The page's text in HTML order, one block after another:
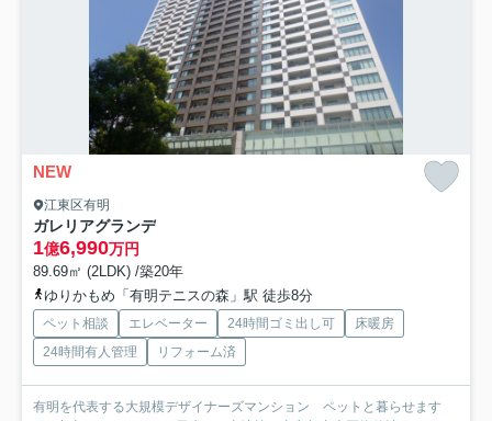
NEW
江東区有明
ガレリアグランデ
1億6,990万円
89.69㎡ (2LDK) /築20年
ゆりかもめ「有明テニスの森」駅 徒歩8分
ペット相談 エレベーター 24時間ゴミ出し可
床暖房
24時間有人管理
リフォーム済
有明を代表する大規模デザイナーズマンション ペットと暮らせます